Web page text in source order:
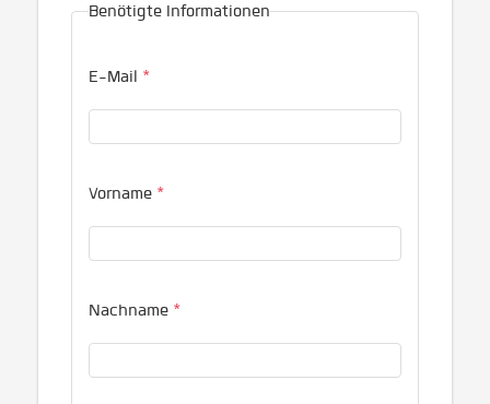
Benötigte Informationen
E-Mail *
Vorname *
Nachname *